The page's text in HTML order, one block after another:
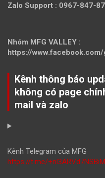
Zalo Support : 0967-847-
Nhóm MFG VALLEY :
https://
Kênh thông báo
không có page
mail và zalo
Kênh Telegram của MFG
https://t.me/